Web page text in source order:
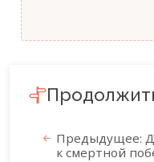
Предыдущее:
к смертной